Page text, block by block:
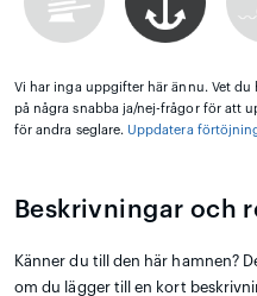
Vi har inga uppgifter här ännu. Vet du
på några snabba ja/nej-frågor för att
för andra seglare. Uppdatera
Beskrivningar och
Känner du till den här hamnen?
om du lägger till en kort